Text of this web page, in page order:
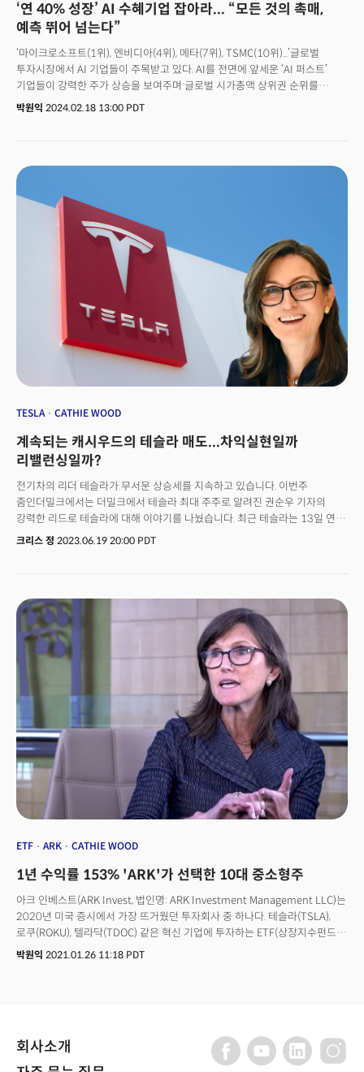
‘연 40% 성장’ AI 수혜기업 잡아라... “모든 것의 촉매,
예측 뛰어 넘는다”
‘마이크로소프트(1위), 엔비디아(4위), 메타(7위), TSMC(10위)...’글로벌
투자시장에서 AI 기업들이 주목받고 있다. AI를 전면에 앞세운 ‘AI 퍼스트’
기업들이 강력한 주가 상승을 보여주며 글로벌 시가총액 상위권 순위를
흔들고 있는 것이다. 미국 시장 시가총액 3위, 글로벌 4위에 오른 엔비디아가
위탁 생산) 전문 기업 TSMC는 AI 반도체 붐에 힘입어 최근 테슬라를 밀어내고
글로벌 시가총액 10위에 올랐다.
박원익 2024.02.18 13:00 PDT
TESLA CATHIE WOOD
계속되는 캐시우드의 테슬라 매도...차익실현일까
리밸런싱일까?
전기차의 리더 테슬라가 무서운 상승세를 지속하고 있습니다. 이번주
줌인더밀크에서는 더밀크에서 테슬라 최대 주주로 알려진 권순우 기자의
강력한 리드로 테슬라에 대해 이야기를 나눴습니다. 최근 테슬라는 13일 연속
상승이라는 전무후무한 기록을 세웠는데요. 해당 기간 동안 오른 시가총액만
크리스 정 2023.06.19 20:00 PDT
ETF ARK CATHIE WOOD
1년 수익률 153% 'ARK'가 선택한 10대 중소형주
아크 인베스트(ARK Invest, 법인명: ARK Investment Management LLC)는
2020년 미국 증시에서 가장 뜨거웠던 투자회사 중 하나다. 테슬라(TSLA),
로쿠(ROKU), 텔라닥(TDOC) 같은 혁신 기업에 투자하는 ETF(상장지수펀드)
를 운용해 놀라운 수익률을 기록했기 때문이다.아크 인베스트는 지난해
박원익 2021.01.26 11:18 PDT
회사소개